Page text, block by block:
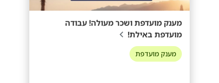
מענק מועדפת ושכר מעולה! עבודה
מועדפת באילת!
מענק מועדפת